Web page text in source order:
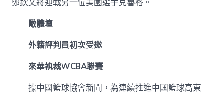
鄭欽文將迎戰另一位美國選手克魯格。
瞰體壇
外籍評判員初次受邀
來華執裁WCBA聯賽
據中國籃球協會新聞，為連續推進中國籃球高東